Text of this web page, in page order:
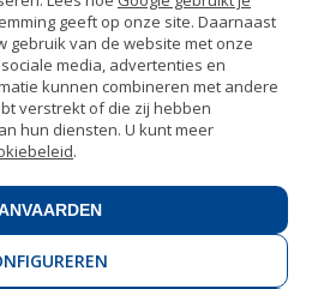
11 geeft op onze site. Daarnaast
gebruik van de website met onze
media, advertenties en
kunnen combineren met andere
verstrekt of die zij hebben
hun diensten. U kunt meer
.